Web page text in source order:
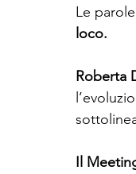
Le
loco.
Roberta
Il